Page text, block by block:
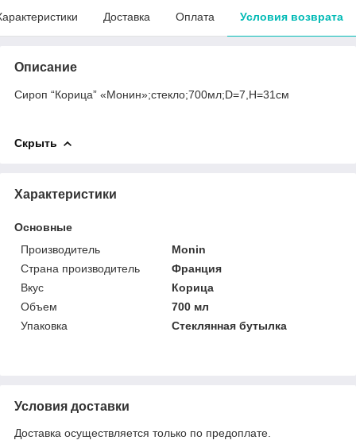
Доставка Оплата Условия возврата
Описание
Сироп “Корица” «Монин»;стекло;700мл;D=7,H=31см
Скрыть
Характеристики
Основные
Производитель
Monin
Страна производитель
Франция
Вкус
Корица
Объем
700 мл
Упаковка
Стеклянная бутылка
Условия доставки
Доставка осуществляется только по предоплате.